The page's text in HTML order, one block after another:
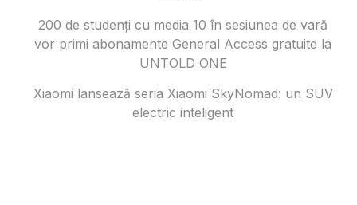
200 de studenți cu media 10 în sesiunea de vară
vor primi abonamente General Access gratuite la
UNTOLD ONE
Xiaomi lansează seria Xiaomi SkyNomad: un SUV
electric inteligent